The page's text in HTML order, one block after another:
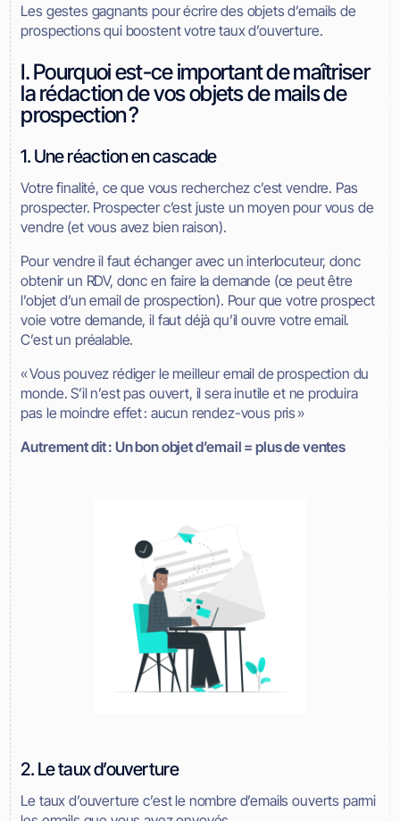
Les gestes gagnants pour écrire des objets d’emails de
prospections qui boostent votre taux d’ouverture.
I. Pourquoi est-ce important de maîtriser
la rédaction de vos objets de mails de
prospection ?
1. Une réaction en cascade
Votre finalité, ce que vous recherchez c’est vendre. Pas
prospecter. Prospecter c’est juste un moyen pour vous de
vendre (et vous avez bien raison).
Pour vendre il faut échanger avec un interlocuteur, donc
obtenir un RDV, donc en faire la demande (ce peut être
l’objet d’un email de prospection). Pour que votre prospect
voie votre demande, il faut déjà qu’il ouvre votre email.
C’est un préalable.
« Vous pouvez rédiger le meilleur email de prospection du
monde. S’il n’est pas ouvert, il sera inutile et ne produira
pas le moindre effet : aucun rendez-vous pris »
Autrement dit : Un bon objet d’email = plus de ventes
2. Le taux d’ouverture
Le taux d’ouverture c’est le nombre d’emails ouverts parmi